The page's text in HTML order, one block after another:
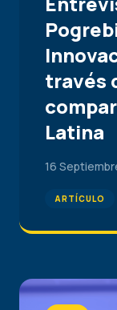
través
Latina
16
ARTÍCULO